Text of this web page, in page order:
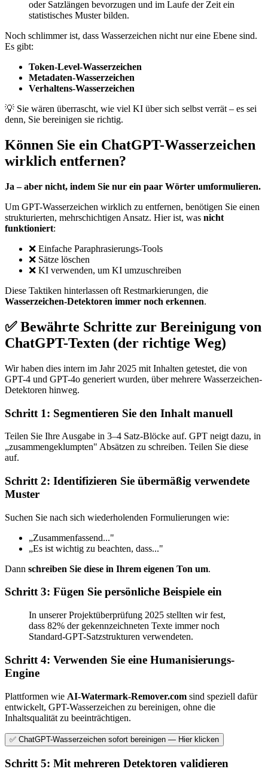
oder Satzlängen bevorzugen und im Laufe der Zeit ein
statistisches Muster bilden.
Noch schlimmer ist, dass Wasserzeichen nicht nur eine Ebene sind.
Es gibt:
Token-Level-Wasserzeichen
Metadaten-Wasserzeichen
Verhaltens-Wasserzeichen
💡 Sie wären überrascht, wie viel KI über sich selbst verrät – es sei
denn, Sie bereinigen sie richtig.
Können Sie ein ChatGPT-Wasserzeichen
wirklich entfernen?
Ja – aber nicht, indem Sie nur ein paar Wörter umformulieren.
Um GPT-Wasserzeichen wirklich zu entfernen, benötigen Sie einen
strukturierten, mehrschichtigen Ansatz. Hier ist, was nicht
funktioniert:
❌ Einfache Paraphrasierungs-Tools
❌ Sätze löschen
❌ KI verwenden, um KI umzuschreiben
Diese Taktiken hinterlassen oft Restmarkierungen, die
Wasserzeichen-Detektoren immer noch erkennen.
✅ Bewährte Schritte zur Bereinigung von
ChatGPT-Texten (der richtige Weg)
Wir haben dies intern im Jahr 2025 mit Inhalten getestet, die von
GPT-4 und GPT-4o generiert wurden, über mehrere Wasserzeichen-
Detektoren hinweg.
Schritt 1: Segmentieren Sie den Inhalt manuell
Teilen Sie Ihre Ausgabe in 3–4 Satz-Blöcke auf. GPT neigt dazu, in
„zusammengeklumpten" Absätzen zu schreiben. Teilen Sie diese
auf.
Schritt 2: Identifizieren Sie übermäßig verwendete
Muster
Suchen Sie nach sich wiederholenden Formulierungen wie:
„Zusammenfassend..."
„Es ist wichtig zu beachten, dass..."
Dann schreiben Sie diese in Ihrem eigenen Ton um.
Schritt 3: Fügen Sie persönliche Beispiele ein
In unserer Projektüberprüfung 2025 stellten wir fest,
dass 82% der gekennzeichneten Texte immer noch
Standard-GPT-Satzstrukturen verwendeten.
Schritt 4: Verwenden Sie eine Humanisierungs-
Engine
Plattformen wie AI-Watermark-Remover.com sind speziell dafür
entwickelt, GPT-Wasserzeichen zu bereinigen, ohne die
Inhaltsqualität zu beeinträchtigen.
✅ ChatGPT-Wasserzeichen sofort bereinigen — Hier klicken
Schritt 5: Mit mehreren Detektoren validieren